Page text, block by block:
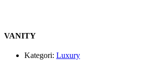
VANITY
Kategori: Luxury